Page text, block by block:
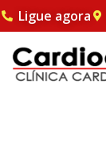
Pular
para
o
Ligue agora